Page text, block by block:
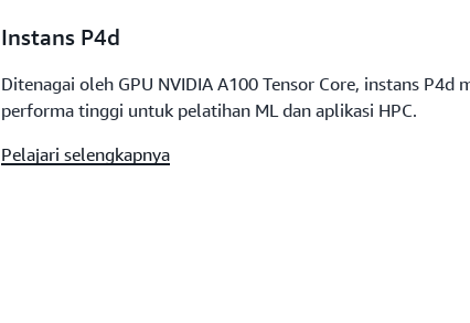
Instans P4d
Ditenagai oleh GPU NVIDIA A100 Tensor Core, instans P4d
performa tinggi untuk pelatihan ML dan aplikasi HPC.
Pelajari selengkapnya